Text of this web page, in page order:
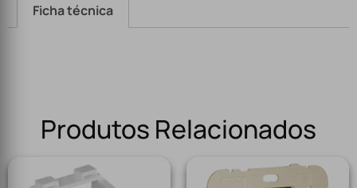
Ficha técnica
Produtos Relacionados